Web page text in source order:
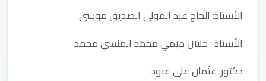
الأستاذ: الحاج عبد المولى الصديق موسى
الأستاذ : حسن ميمي محمد المنسي محمد
دكتور: عثمان على عبود